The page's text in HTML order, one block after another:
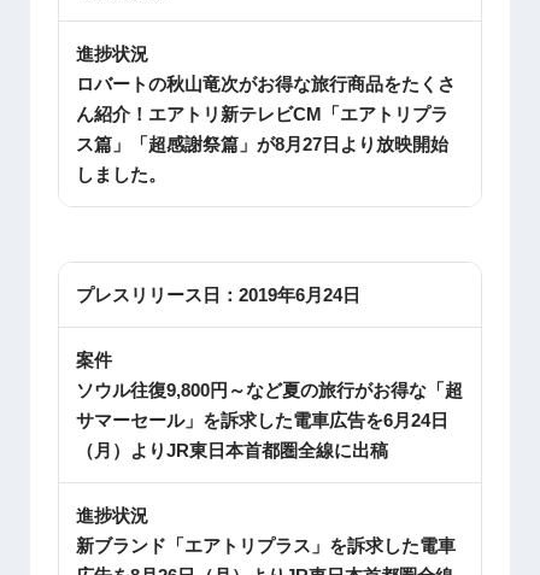
進捗状況
ロバートの秋山竜次がお得な旅行商品をたくさ
ん紹介！エアトリ新テレビCM「エアトリプラ
ス篇」「超感謝祭篇」が8月27日より放映開始
しました。
プレスリリース日： 2019年6月24日
案件
ソウル往復9,800円～など夏の旅行がお得な「超
サマーセール」を訴求した電車広告を6月24日
（月）よりJR東日本首都圏全線に出稿
進捗状況
新ブランド「エアトリプラス」を訴求した電車